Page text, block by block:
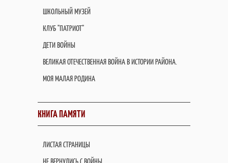
ШКОЛЬНЫЙ МУЗЕЙ
КЛУБ "ПАТРИОТ"
ДЕТИ ВОЙНЫ
ВЕЛИКАЯ ОТЕЧЕСТВЕННАЯ ВОЙНА В ИСТОРИИ РАЙОНА.
МОЯ МАЛАЯ РОДИНА
КНИГА ПАМЯТИ
ЛИСТАЯ СТРАНИЦЫ